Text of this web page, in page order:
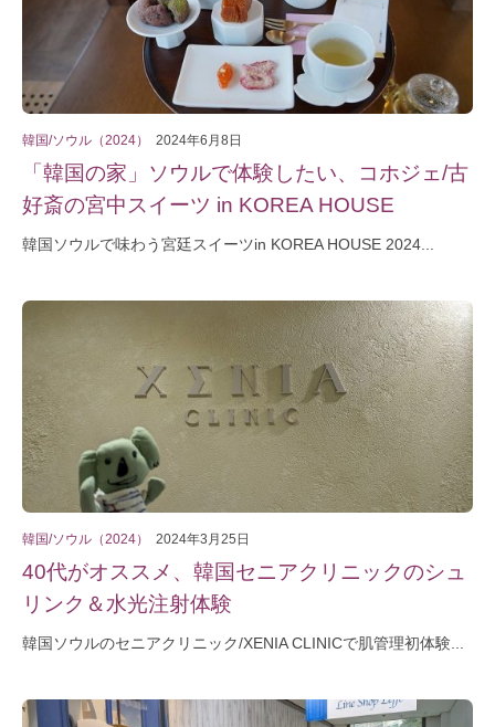
韓国/ソウル（2024） 2024年6月8日
「韓国の家」ソウルで体験したい、コホジェ/古
好斎の宮中スイーツ in KOREA HOUSE
韓国ソウルで味わう宮廷スイーツin KOREA HOUSE 2024...
韓国/ソウル（2024） 2024年3月25日
40代がオススメ、韓国セニアクリニックのシュ
リンク＆水光注射体験
韓国ソウルのセニアクリニック/XENIA CLINICで肌管理初体験...